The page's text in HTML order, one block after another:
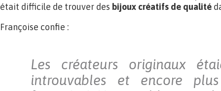
était difficile de trouver des bijoux créatifs de qualité
Françoise confie :
Les créateurs originaux
introuvables et encore